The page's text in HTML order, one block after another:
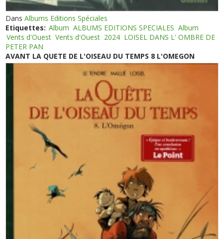
DansAlbums Editions Spéciales
Etiquettes: Album ALBUMS EDITIONS SPECIALES Album
Vents d'Ouest Vents d'Ouest 2024 LOISEL DANS L' OMBRE DE
PETER PAN
AVANT LA QUETE DE L'OISEAU DU TEMPS 8 L'OMEGON